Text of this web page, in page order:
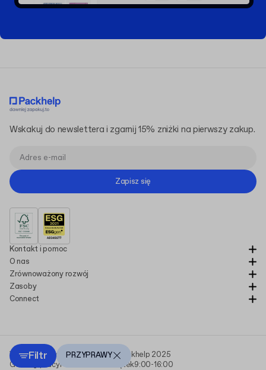
Filtr PRZYPRAWY
Kontakt i pomoc
O nas
Zrównoważony rozwój
Zasoby
Connect
Wskakuj do newslettera i zgarnij 15% zniżki na pierwszy zakup.
Zapisz się
Wszystkie prawa zastrzeżone Packhelp 2025
Godziny pracyPoniedziałek - Piątek9:00-16:00